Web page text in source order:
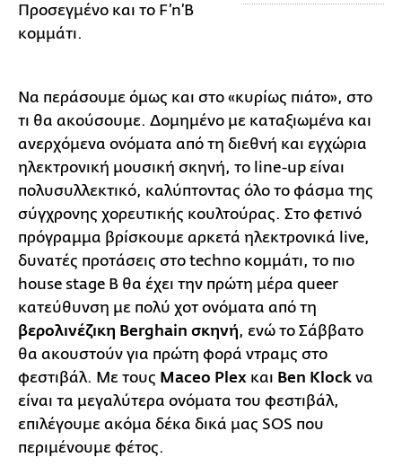
Προσεγμένο και το F’n’B
κομμάτι.
Να περάσουμε όμως και στο «κυρίως πιάτο», στο
τι θα ακούσουμε. Δομημένο με καταξιωμένα και
ανερχόμενα ονόματα από τη διεθνή και εγχώρια
ηλεκτρονική μουσική σκηνή, το line-up είναι
πολυσυλλεκτικό, καλύπτοντας όλο το φάσμα της
σύγχρονης χορευτικής κουλτούρας. Στο φετινό
πρόγραμμα βρίσκουμε αρκετά ηλεκτρονικά live,
δυνατές προτάσεις στο techno κομμάτι, το πιο
house stage B θα έχει την πρώτη μέρα queer
κατεύθυνση με πολύ χοτ ονόματα από τη
βερολινέζικη Berghain σκηνή, ενώ το Σάββατο
θα ακουστούν για πρώτη φορά ντραμς στο
φεστιβάλ. Με τους Maceo Plex και Ben Κlock να
είναι τα μεγαλύτερα ονόματα του φεστιβάλ,
επιλέγουμε ακόμα δέκα δικά μας SOS που
περιμένουμε φέτος.